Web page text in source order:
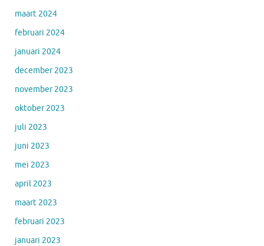
maart 2024
februari 2024
januari 2024
december 2023
november 2023
oktober 2023
juli 2023
juni 2023
mei 2023
april 2023
maart 2023
februari 2023
januari 2023